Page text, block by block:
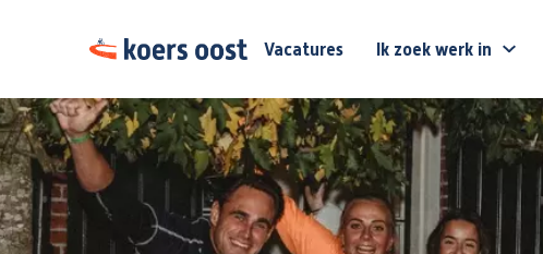
Vacatures Ik zoek werk in